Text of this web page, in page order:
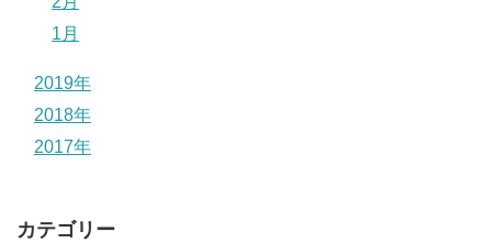
1月
2019年
2018年
2017年
カテゴリー